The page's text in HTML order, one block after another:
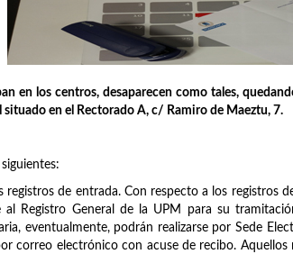
en los centros, desaparecen como tales,
en el Rectorado A, c/ Ramiro de Maeztu, 7.
de entrada. Con respecto a los registros
Registro General de la UPM para su
eventualmente, podrán realizarse por Sede
correo electrónico con acuse de recibo.